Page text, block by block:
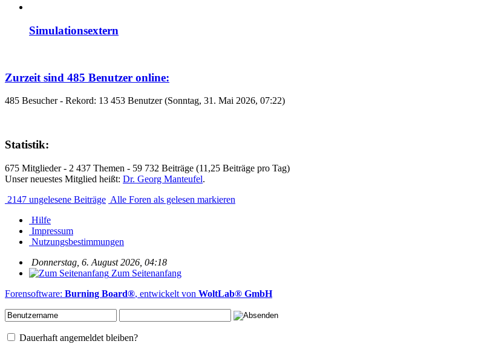
Simulationsextern
Zurzeit sind 485 Benutzer online:
485 Besucher - Rekord: 13 453 Benutzer (Sonntag, 31. Mai 2026, 07:22)
Statistik:
675 Mitglieder - 2 437 Themen - 59 732 Beiträge (11,25 Beiträge pro Tag)
Unser neuestes Mitglied heißt: Dr. Georg Manteufel.
2147 ungelesene Beiträge Alle Foren als gelesen markieren
Hilfe
Impressum
Nutzungsbestimmungen
Donnerstag, 6. August 2026, 04:18
Zum Seitenanfang
Forensoftware: Burning Board®, entwickelt von WoltLab® GmbH
Dauerhaft angemeldet bleiben?